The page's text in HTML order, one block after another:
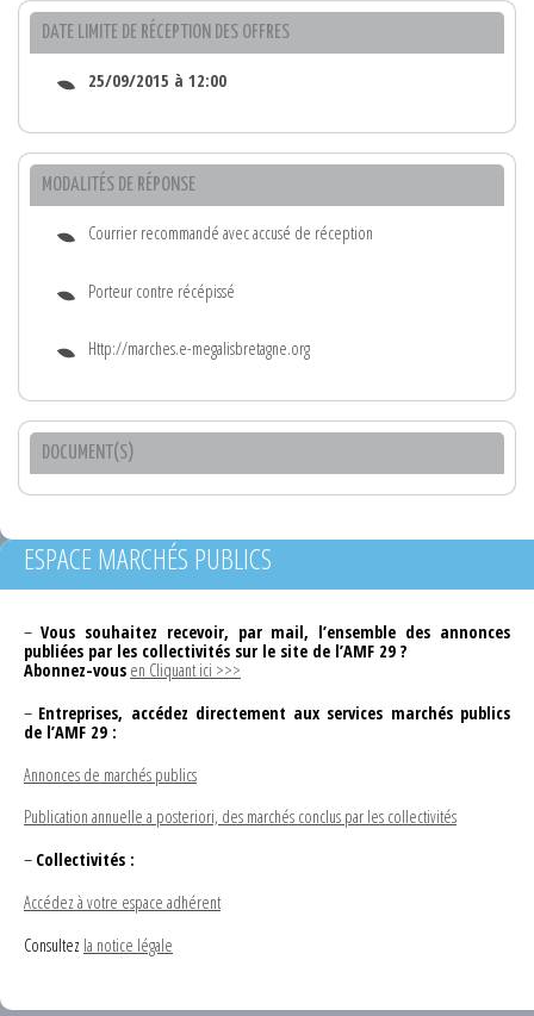
DATE LIMITE DE RÉCEPTION DES OFFRES
25/09/2015 à 12:00
MODALITÉS DE RÉPONSE
Courrier recommandé avec accusé de réception
Porteur contre récépissé
Http://marches.e-megalisbretagne.org
DOCUMENT(S)
ESPACE MARCHÉS PUBLICS
– Vous souhaitez recevoir, par mail, l’ensemble des annonces
publiées par les collectivités sur le site de l’AMF 29 ?
Abonnez-vous en Cliquant ici >>>
– Entreprises, accédez directement aux services marchés publics
de l’AMF 29 :
Annonces de marchés publics
Publication annuelle a posteriori, des marchés conclus par les collectivités
– Collectivités :
Accédez à votre espace adhérent
Consultez la notice légale